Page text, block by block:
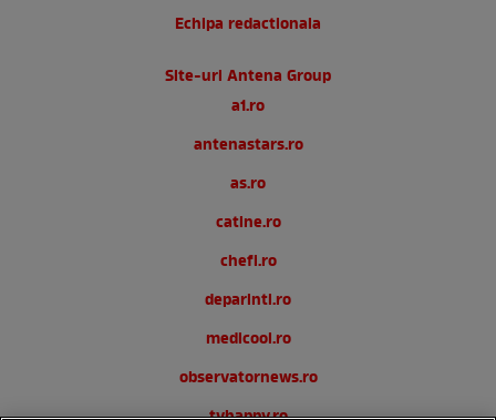
Echipa redactionala
Site-uri Antena Group
a1.ro
antenastars.ro
as.ro
catine.ro
chefi.ro
deparinti.ro
medicool.ro
observatornews.ro